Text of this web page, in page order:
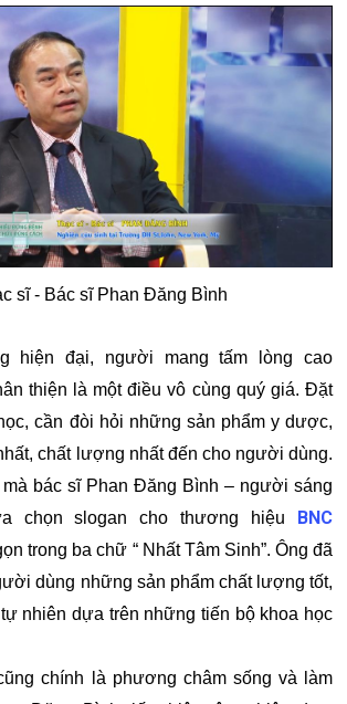
sĩ - Bác sĩ Phan Đăng Bình
hiện đại, người mang tấm lòng cao
thiện là một điều vô cùng quý giá. Đặt
cần đòi hỏi những sản phẩm y dược,
chất lượng nhất đến cho người dùng.
bác sĩ Phan Đăng Bình – người sáng
chọn slogan cho thương hiệu BNC
trong ba chữ “ Nhất Tâm Sinh”. Ông đã
dùng những sản phẩm chất lượng tốt,
nhiên dựa trên những tiến bộ khoa học
chính là phương châm sống và làm